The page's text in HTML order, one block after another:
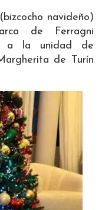
navideño)
de Ferragni
a la unidad de
de Turín